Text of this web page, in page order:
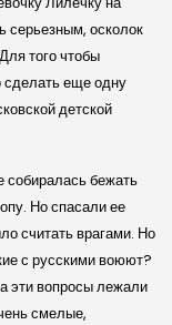
серьезным, осколок
того чтобы
еще одну
детской
бежать
Но спасали ее
считать врагами. Но
с русскими воюют?
эти вопросы лежали
смелые,